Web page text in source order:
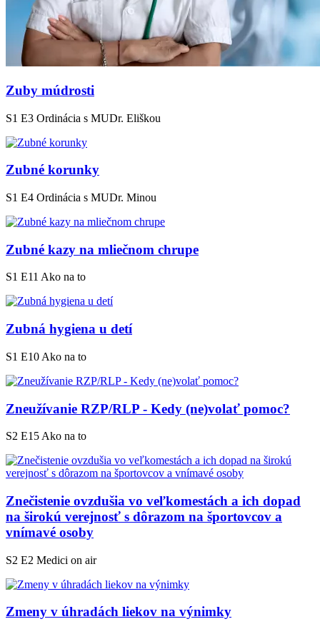
Zuby múdrosti
S1 E3 Ordinácia s MUDr. Eliškou
Zubné korunky
S1 E4 Ordinácia s MUDr. Minou
Zubné kazy na mliečnom chrupe
S1 E11 Ako na to
Zubná hygiena u detí
S1 E10 Ako na to
Zneužívanie RZP/RLP - Kedy (ne)volať pomoc?
S2 E15 Ako na to
Znečistenie ovzdušia vo veľkomestách a ich dopad
na širokú verejnosť s dôrazom na športovcov a
vnímavé osoby
S2 E2 Medici on air
Zmeny v úhradách liekov na výnimky